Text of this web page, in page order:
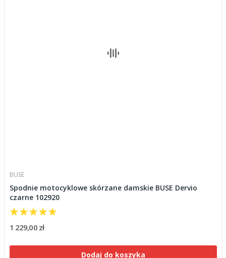
BUSE
Spodnie motocyklowe skórzane damskie BUSE Dervio
czarne 102920
1 229,00 zł
Dodaj do koszyka